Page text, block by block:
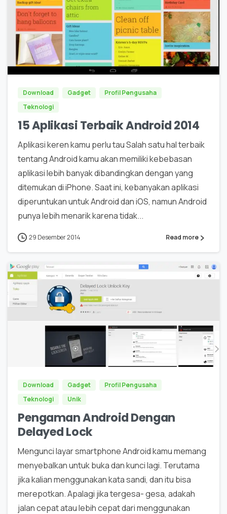
0
Download Gadget
Profil Pengusaha
Teknologi
15 Aplikasi Terbaik Android 2014
Aplikasi keren kamu perlu tau Salah satu hal terbaik
tentang Android kamu akan memiliki kebebasan
aplikasi lebih banyak dibandingkan dengan yang
ditemukan di iPhone. Saat ini, kebanyakan aplikasi
diperuntukan untuk Android dan iOS, namun Android
punya lebih menarik karena tidak...
29 Desember 2014 Read more
Download Gadget
Profil Pengusaha
Teknologi
Unik
Pengaman Android Dengan
Delayed Lock
Mengunci layar smartphone Android kamu memang
menyebalkan untuk buka dan kunci lagi. Terutama
jika kalian menggunakan kata sandi, dan itu bisa
merepotkan. Apalagi jika tergesa- gesa, adakah
jalan cepat atau lebih cepat dari menggunakan